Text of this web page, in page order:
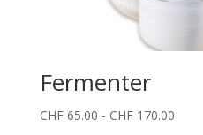
Fermenter
CHF65.00 - CHF170.00Fascia